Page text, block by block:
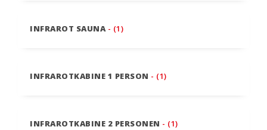
INFRAROT SAUNA - (1)
INFRAROTKABINE 1 PERSON - (1)
INFRAROTKABINE 2 PERSONEN - (1)